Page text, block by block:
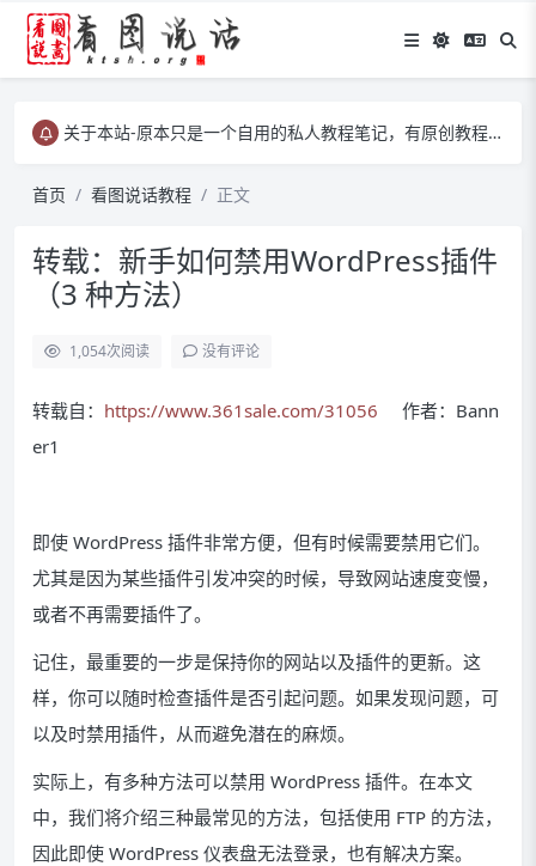
关于本站-原本只是一个自用的私人教程笔记，有原创教程、有转载教程等……
首页
看图说话教程 正文
转载：新手如何禁用WordPress插件
（3 种方法）
1,054次阅读 没有评论
转载自： https://www.361sale.com/31056 作者：Bann
er1
即使 WordPress 插件非常方便，但有时候需要禁用它们。
尤其是因为某些插件引发冲突的时候，导致网站速度变慢，
或者不再需要插件了。
记住，最重要的一步是保持你的网站以及插件的更新。这
样，你可以随时检查插件是否引起问题。如果发现问题，可
以及时禁用插件，从而避免潜在的麻烦。
实际上，有多种方法可以禁用 WordPress 插件。在本文
中，我们将介绍三种最常见的方法，包括使用 FTP 的方法，
因此即使 WordPress 仪表盘无法登录，也有解决方案。